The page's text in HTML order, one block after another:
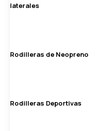
laterales
Rodilleras de Neopreno
Rodilleras Deportivas